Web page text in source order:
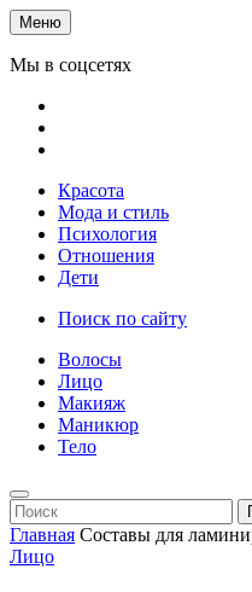
Меню
Мы в соцсетях
Красота
Мода и стиль
Психология
Отношения
Дети
Поиск по сайту
Волосы
Лицо
Макияж
Маникюр
Тело
Главная Составы для
Лицо